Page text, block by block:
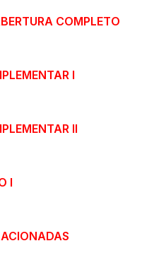
COMPLETO
I
II
I